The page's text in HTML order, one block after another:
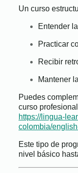
Un curso
Entender
Practicar
Recibir
Mantener
Puedes
curso
https://lingua-
colombia/
Este tipo de
nivel básico